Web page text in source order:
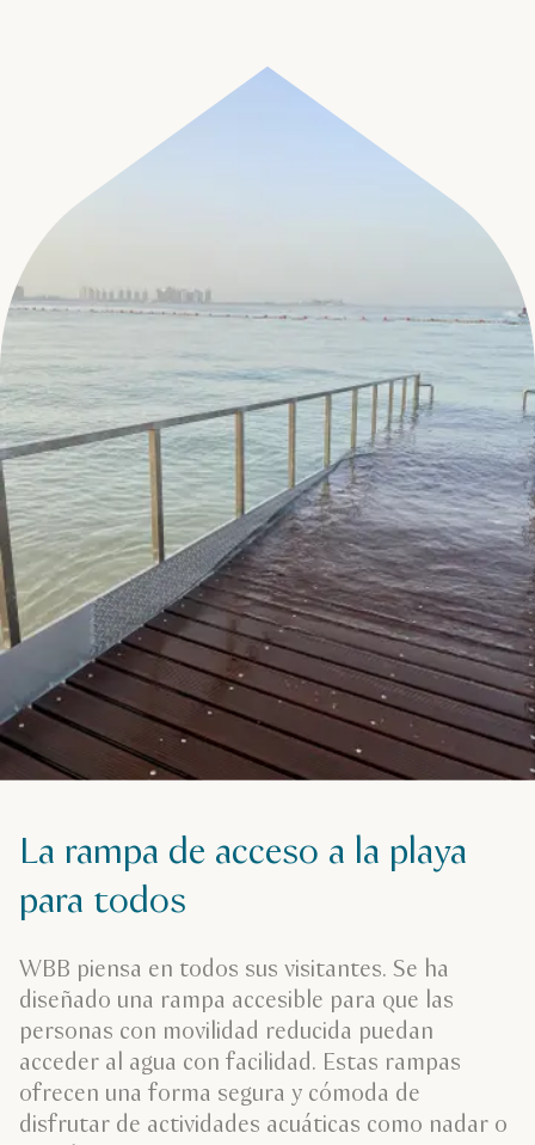
La rampa de acceso a la playa
para todos
WBB piensa en todos sus visitantes. Se ha
diseñado una rampa accesible para que las
personas con movilidad reducida puedan
acceder al agua con facilidad. Estas rampas
ofrecen una forma segura y cómoda de
disfrutar de actividades acuáticas como nadar o